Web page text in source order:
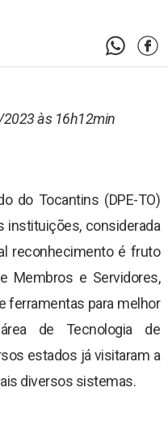
às 16h12min
do Tocantins (DPE-TO)
instituições, considerada
reconhecimento é fruto
Membros e Servidores,
ferramentas para melhor
de Tecnologia de
estados já visitaram a
diversos sistemas.